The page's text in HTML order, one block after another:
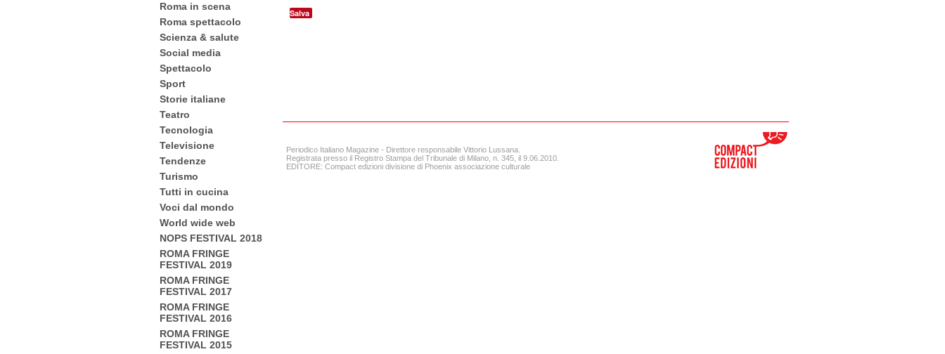
Roma in scena
Roma spettacolo
Scienza & salute
Social media
Spettacolo
Sport
Storie italiane
Teatro
Tecnologia
Televisione
Tendenze
Turismo
Tutti in cucina
Voci dal mondo
World wide web
NOPS FESTIVAL 2018
ROMA FRINGE
FESTIVAL 2019
ROMA FRINGE
FESTIVAL 2017
ROMA FRINGE
FESTIVAL 2016
ROMA FRINGE
FESTIVAL 2015
Salva
Periodico Italiano Magazine - Direttore responsabile Vittorio Lussana.
Registrata presso il Registro Stampa del Tribunale di Milano, n. 345, il 9.06.2010.
EDITORE: Compact edizioni divisione di Phoenix associazione culturale